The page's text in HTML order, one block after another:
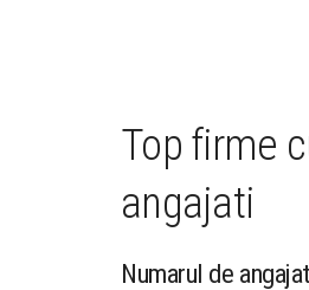
Top firme
angajati
Numarul de